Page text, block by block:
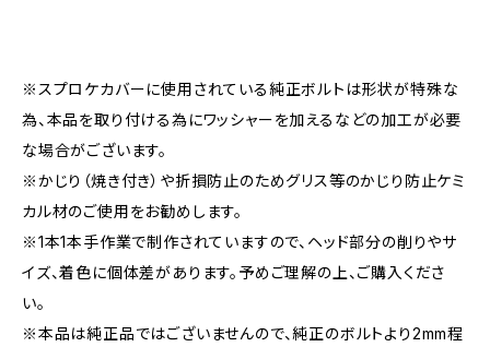
※スプロケカバーに使用されている純正ボルトは形状が特殊な
為、本品を取り付ける為にワッシャーを加えるなどの加工が必要
な場合がございます。
※かじり（焼き付き）や折損防止のためグリス等のかじり防止ケミ
カル材のご使用をお勧めします。
※1本1本手作業で制作されていますので、ヘッド部分の削りやサ
イズ、着色に個体差があります。予めご理解の上、ご購入くださ
い。
※本品は純正品ではございませんので、純正のボルトより2mm程